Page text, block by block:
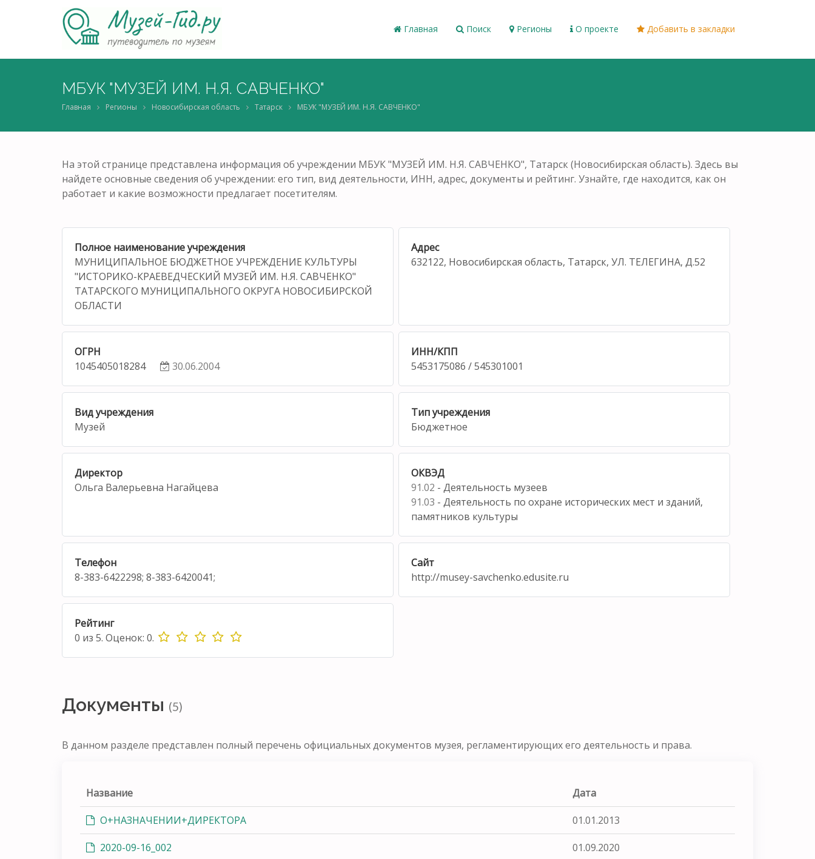
Главная Поиск Регионы О проекте Добавить в закладки
МБУК "МУЗЕЙ ИМ. Н.Я. САВЧЕНКО"
Главная Регионы Новосибирская область Татарск МБУК "МУЗЕЙ ИМ. Н.Я. САВЧЕНКО"
На этой странице представлена информация об учреждении МБУК "МУЗЕЙ ИМ. Н.Я. САВЧЕНКО", Татарск (Новосибирская область). Здесь вы
найдете основные сведения об учреждении: его тип, вид деятельности, ИНН, адрес, документы и рейтинг. Узнайте, где находится, как он
работает и какие возможности предлагает посетителям.
Полное наименование учреждения
МУНИЦИПАЛЬНОЕ БЮДЖЕТНОЕ УЧРЕЖДЕНИЕ КУЛЬТУРЫ
"ИСТОРИКО-КРАЕВЕДЧЕСКИЙ МУЗЕЙ ИМ. Н.Я. САВЧЕНКО"
ТАТАРСКОГО МУНИЦИПАЛЬНОГО ОКРУГА НОВОСИБИРСКОЙ
ОБЛАСТИ
Адрес
632122, Новосибирская область, Татарск, УЛ. ТЕЛЕГИНА, Д.52
ОГРН
1045405018284
30.06.2004
ИНН/КПП
5453175086 / 545301001
Вид учреждения
Музей
Тип учреждения
Бюджетное
Директор
Ольга Валерьевна Нагайцева
ОКВЭД
91.02 - Деятельность музеев
91.03 - Деятельность по охране исторических мест и зданий,
памятников культуры
Телефон
8-383-6422298; 8-383-6420041;
Сайт
http://musey-savchenko.edusite.ru
Рейтинг
0 из 5. Оценок: 0.
Документы (5)
В данном разделе представлен полный перечень официальных документов музея, регламентирующих его деятельность и права.
Название Дата
О+НАЗНАЧЕНИИ+ДИРЕКТОРА 01.01.2013
2020-09-16_002 01.09.2020